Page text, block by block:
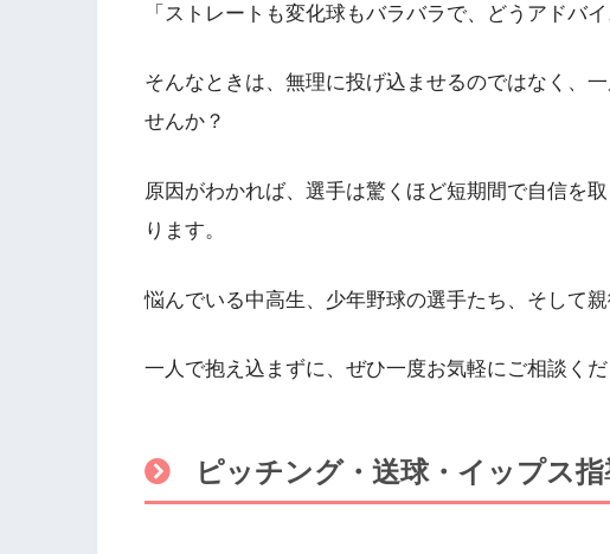
「ストレートも変化球もバラバラで、どうアドバ
そんなときは、無理に投げ込ませるのではなく、
せんか？
原因がわかれば、選手は驚くほど短期間で自信を
ります。
悩んでいる中高生、少年野球の選手たち、そして親
一人で抱え込まずに、ぜひ一度お気軽にご相談くだ
ピッチング・送球・イップス指